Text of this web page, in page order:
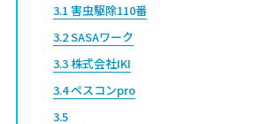
3.1 害虫駆除110番
3.2SASAワーク
3.3株式会社IKI
3.4ペスコンpro
3.5